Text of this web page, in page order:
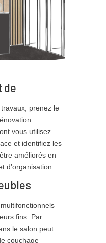
de
prenez le
vous utilisez
et identifiez les
améliorés en
d’organisation.
fins. Par
le salon peut
couchage